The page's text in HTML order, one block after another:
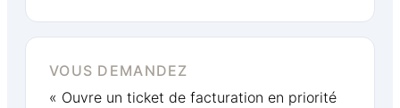
VOUS DEMANDEZ
« Ouvre un ticket de facturation en priorité